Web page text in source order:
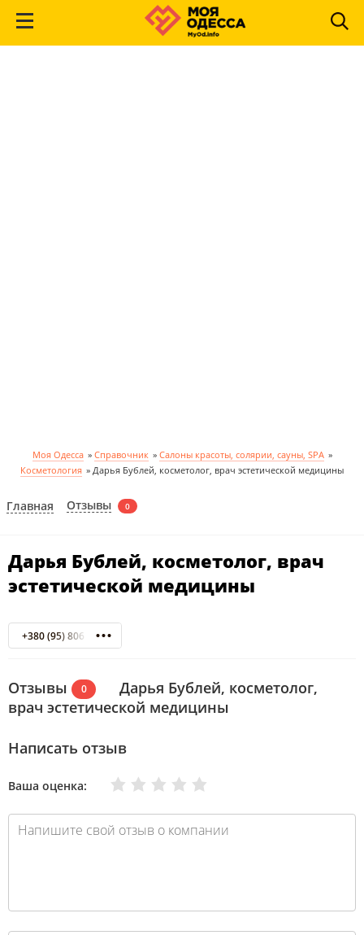
Моя Одесса » Справочник » Салоны красоты, солярии, сауны, SPA »
Косметология » Дарья Бублей, косметолог, врач эстетической медицины
Главная Отзывы 0
Дарья Бублей, косметолог, врач
эстетической медицины
+380 (95) 806 87 34
Отзывы 0
Дарья Бублей, косметолог,
врач эстетической медицины
Написать отзыв
Ваша оценка: Отлично
Хорошо
Нормально
Плохо
Очень плохо